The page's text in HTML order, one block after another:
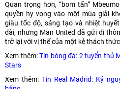
Quan trọng hơn, “bom tấn”
quyền hy vọng vào một mùa giải
giàu tốc độ, sáng tạo và nhiệt
dài, nhưng Man United đã gửi đi
trở lại với vị thế của một kẻ thách
Xem thêm:Tin bóng đá: 2 tuyển thủ
Stars
Xem thêm: Tin Real Madrid: Kỷ